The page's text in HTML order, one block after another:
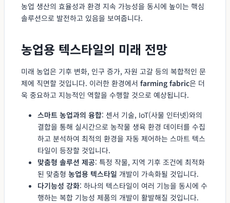
농업 생산의 효율성과 환경 지속 가능성을 동시에 높이는 핵심
솔루션으로 발전하고 있음을 보여줍니다.
농업용 텍스타일의 미래 전망
미래 농업은 기후 변화, 인구 증가, 자원 고갈 등의 복합적인 문
제에 직면할 것입니다. 이러한 환경에서 farming fabric은 더
욱 중요하고 지능적인 역할을 수행할 것으로 예상됩니다.
스마트 농업과의 융합: 센서 기술, IoT(사물 인터넷)와의
결합을 통해 실시간으로 농작물 생육 환경 데이터를 수집
하고 분석하여 최적의 환경을 자동 제어하는 스마트 텍스
타일이 등장할 것입니다.
맞춤형 솔루션 제공: 특정 작물, 지역 기후 조건에 최적화
된 맞춤형 농업용 텍스타일 개발이 가속화될 것입니다.
다기능성 강화: 하나의 텍스타일이 여러 기능을 동시에 수
행하는 복합 기능성 제품의 개발이 활발해질 것입니다.